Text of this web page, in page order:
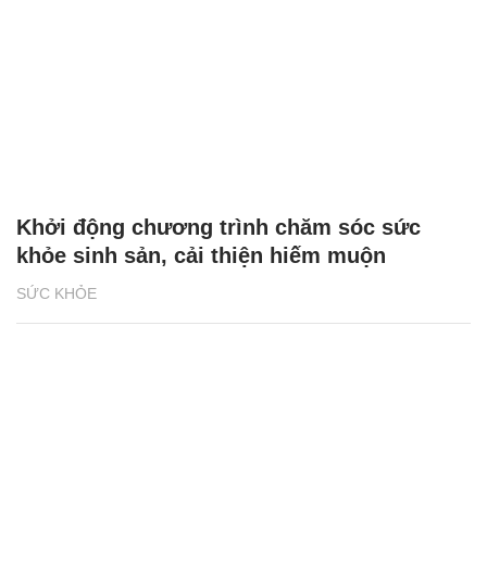
SỨC KHỎE
Khởi động chương trình chăm sóc sức
khỏe sinh sản, cải thiện hiếm muộn